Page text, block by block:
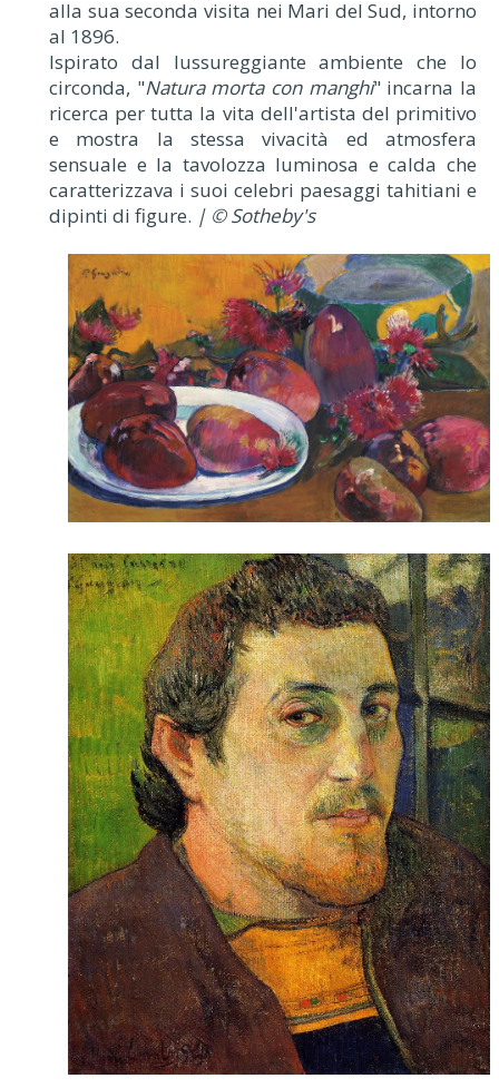
alla sua seconda visita nei Mari del Sud, intorno
al 1896.
Ispirato dal lussureggiante ambiente che lo
circonda, "Natura morta con manghi" incarna la
ricerca per tutta la vita dell'artista del primitivo
e mostra la stessa vivacità ed atmosfera
sensuale e la tavolozza luminosa e calda che
caratterizzava i suoi celebri paesaggi tahitiani e
dipinti di figure. | © Sotheby's